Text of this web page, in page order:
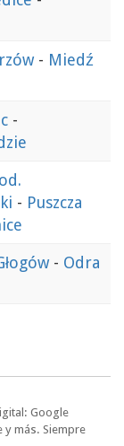
- Miedź
-
- Puszcza
- Odra
Google
y más. Siempre